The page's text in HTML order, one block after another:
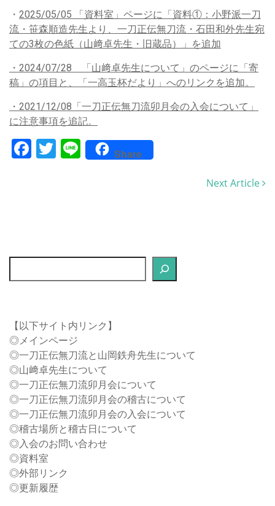
・ 2025/05/05 「資料室」ページに「資料①：小野派一刀
流・笹森順造先生より、一刀正伝無刀流・石田和外先生宛
ての3枚の色紙（山﨑卓先生・旧蔵品）」を追加
・2024/07/28 「山﨑卓先生について」のページに「寄
稿」の項目と、「一高玉杯だより」へのリンクを追加。
・2021/12/08「一刀正伝無刀流卯月会の入会について」
に注意事項を追記。
Facebook
Twitter Line Share
Next Article
【以下サイト内リンク】
◎メインページ
◎一刀正伝無刀流と山岡鉄舟先生について
◎山﨑卓先生について
◎一刀正伝無刀流卯月会について
◎一刀正伝無刀流卯月会の稽古について
◎一刀正伝無刀流卯月会の入会について
◎稽古場所と稽古日について
◎入会のお問い合わせ
◎資料室
◎外部リンク
◎更新履歴